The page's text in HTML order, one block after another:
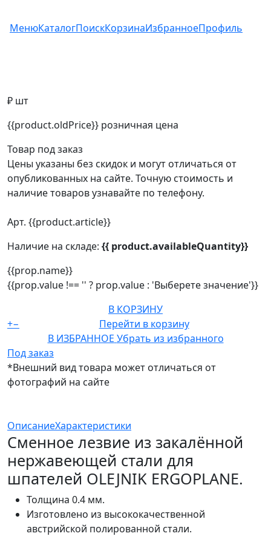
МенюКаталогПоискКорзинаИзбранноеПрофиль
₽ шт
{{product.oldPrice}} розничная цена
Товар под заказ
Цены указаны без скидок и могут отличаться от
опубликованных на сайте. Точную стоимость и
наличие товаров узнавайте по телефону.
Арт. {{product.article}}
Наличие на складе: {{ product.availableQuantity}}
{{prop.name}}
{{prop.value !== '' ? prop.value : 'Выберете значение'}}
В КОРЗИНУ
+−
Перейти в корзину
В ИЗБРАННОЕ Убрать из избранного
Под заказ
*Внешний вид товара может отличаться от
фотографий на сайте
ОписаниеХарактеристики
Сменное лезвие из закалённой
нержавеющей стали для
шпателей OLEJNIK ERGOPLANE.
Толщина 0.4 мм.
Изготовлено из высококачественной
австрийской полированной стали.